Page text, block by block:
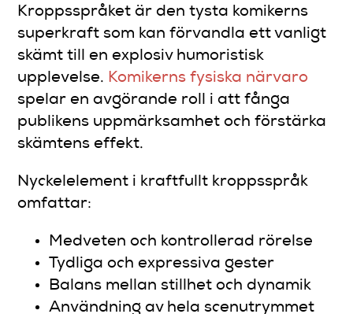
Kroppsspråket är den tysta komikerns
superkraft som kan förvandla ett vanligt
skämt till en explosiv humoristisk
upplevelse. Komikerns fysiska närvaro
spelar en avgörande roll i att fånga
publikens uppmärksamhet och förstärka
skämtens effekt.
Nyckelelement i kraftfullt kroppsspråk
omfattar:
Medveten och kontrollerad rörelse
Tydliga och expressiva gester
Balans mellan stillhet och dynamik
Användning av hela scenutrymmet